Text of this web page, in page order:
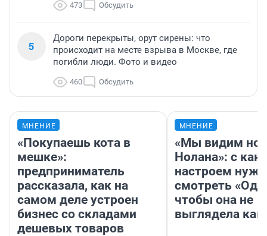
473 Обсудить
5
Дороги перекрыты, орут сирены: что
происходит на месте взрыва в Москве, где
погибли люди. Фото и видео
460 Обсудить
МНЕНИЕ
«Покупаешь кота в
мешке»:
предприниматель
рассказала, как на
самом деле устроен
бизнес со складами
дешевых товаров
МНЕНИЕ
«Мы видим
Нолана»: с
настроем
смотреть
чтобы она не
выглядела как